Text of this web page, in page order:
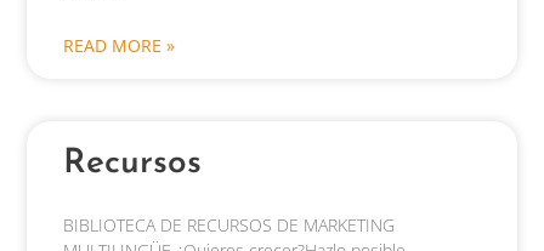
READ MORE »
Recursos
BIBLIOTECA DE RECURSOS DE MARKETING